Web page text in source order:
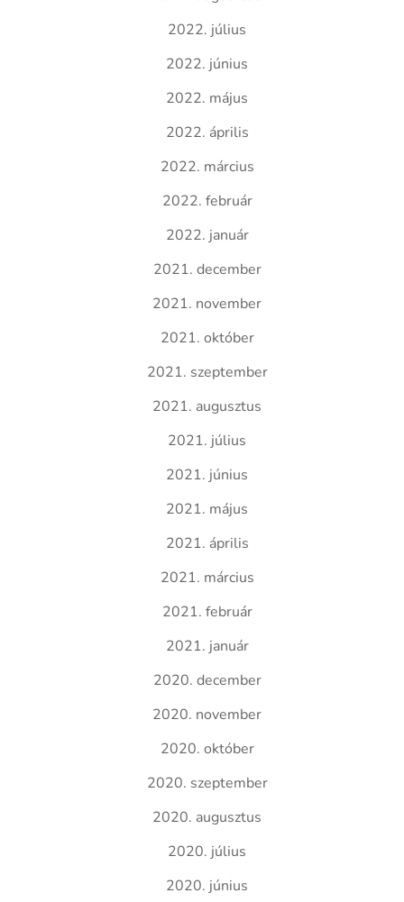
2022. július
2022. június
2022. május
2022. április
2022. március
2022. február
2022. január
2021. december
2021. november
2021. október
2021. szeptember
2021. augusztus
2021. július
2021. június
2021. május
2021. április
2021. március
2021. február
2021. január
2020. december
2020. november
2020. október
2020. szeptember
2020. augusztus
2020. július
2020. június